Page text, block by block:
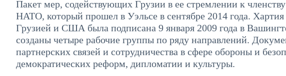
Пакет мер, содействующих Грузии в ее стремлении к
НАТО, который прошел в Уэльсе в сентябре 2014 года. Хартия
Грузией и США была подписана 9 января 2009 года в
созданы четыре рабочие группы по ряду направлений.
партнерских связей и сотрудничества в сфере обороны и
демократических реформ, дипломатии и культуры.